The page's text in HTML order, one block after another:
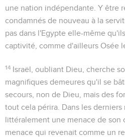
une nation indépendante. Y être
condamnés de nouveau à la
pas dans l'Egypte elle-même
captivité, comme d'ailleurs Osée
14 Israël, oubliant Dieu, cherche
magnifiques demeures qu'il se
secours, non de Dieu, mais des
tout cela périra. Dans les derniers
littéralement une menace de son
menace qui revenait comme un